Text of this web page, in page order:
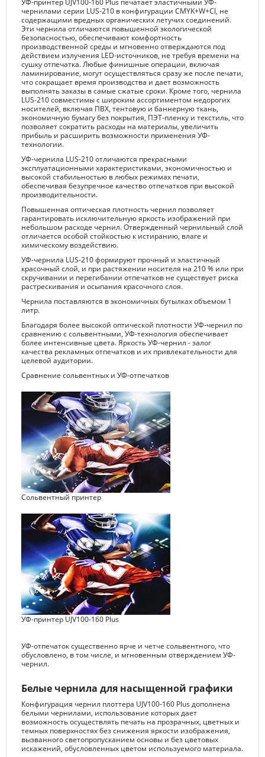
чернилами серии LUS-210 в конфигурации CMYK+W+Cl, не
содержащими вредных органических летучих соединений.
Эти чернила отличаются повышенной экологической
безопасностью, обеспечивают комфортность
производственной среды и мгновенно отверждаются под
действием излучения LED-источников, не требуя времени на
сушку отпечатка. Любые финишные операции, включая
ламинирование, могут осуществляться сразу же после печати,
что сокращает время производства и дает возможность
выполнять заказы в самые сжатые сроки. Кроме того, чернила
LUS-210 совместимы с широким ассортиментом недорогих
носителей, включая ПВХ, тентовую и баннерную ткань,
экономичную бумагу без покрытия, ПЭТ-пленку и текстиль, что
позволяет сократить расходы на материалы, увеличить
прибыль и расширить возможности применения УФ-
технологии.
УФ-чернила LUS-210 отличаются прекрасными
эксплуатационными характеристиками, экономичностью и
высокой стабильностью в любых режимах печати,
обеспечивая безупречное качество отпечатков при высокой
производительности.
Повышенная оптическая плотность чернил позволяет
гарантировать исключительную яркость изображений при
небольшом расходе чернил. Отвержденный чернильный слой
отличается особой стойкостью к истиранию, влаге и
химическому воздействию.
УФ-чернила LUS-210 формируют прочный и эластичный
красочный слой, и при растяжении носителя на 210 % или при
скручивании и перегибании отпечатков не существует риска
растрескивания и осыпания красочного слоя.
Чернила поставляются в экономичных бутылках объемом 1
литр.
Благодаря более высокой оптической плотности УФ-чернил по
сравнению с сольвентными, УФ-технология обеспечивает
более интенсивные цвета. Яркость УФ-чернил - залог
качества рекламных отпечатков и их привлекательности для
целевой аудитории.
Сравнение сольвентных и УФ-отпечатков
Сольвентный принтер
УФ-принтер UJV100-160 Plus
УФ-отпечаток существенно ярче и четче сольвентного, что
обусловлено, в том числе, и мгновенным отверждением УФ-
чернил.
Белые чернила для насыщенной графики
Конфигурация чернил плоттера UJV100-160 Plus дополнена
белыми чернилами, использование которых дает
возможность осуществлять печать на прозрачных, цветных и
темных поверхностях без снижения яркости изображения,
вызванного светопропусканием основы и без цветовых
искажений, обусловленных цветом используемого материала.